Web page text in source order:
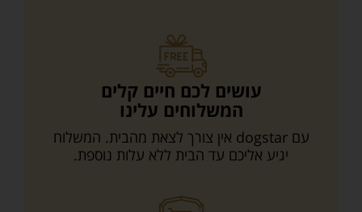
עושים לכם חיים קלים
המשלוחים עלינו
עם dogstar אין צורך לצאת מהבית. המשלוח
יגיע אליכם עד הבית ללא עלות נוספת.